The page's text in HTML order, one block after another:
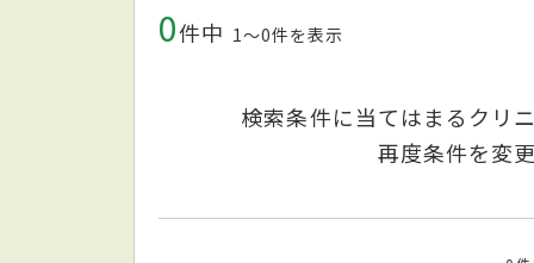
0件中 1〜0件を表示
検索条件に当てはまるクリ
再度条件を変